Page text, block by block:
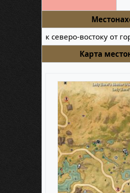
к северо-востоку от
Карта